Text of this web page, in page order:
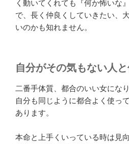
く動いてくれても『何か怖いな
で、長く仲良くしていきたい、
いのかも知れません。
自分がその気もない人
二番手体質、都合のいい女にな
自分も同じように都合よく使っ
あります。
本命と上手くいっている時は見